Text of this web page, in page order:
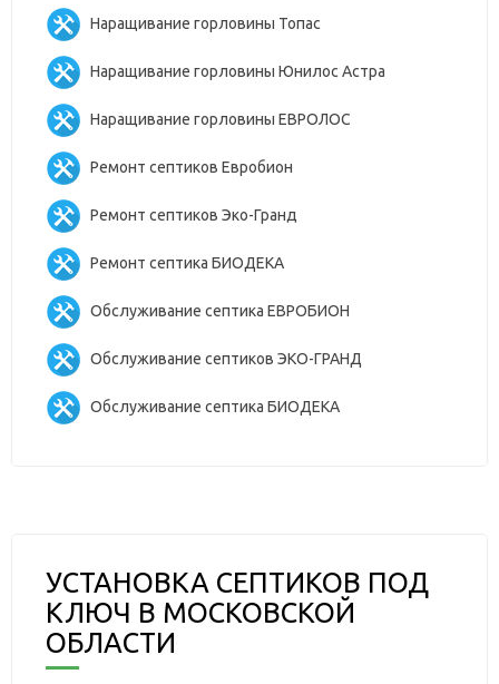
Наращивание горловины Топас
Наращивание горловины Юнилос Астра
Наращивание горловины ЕВРОЛОС
Ремонт септиков Евробион
Ремонт септиков Эко-Гранд
Ремонт септика БИОДЕКА
Обслуживание септика ЕВРОБИОН
Обслуживание септиков ЭКО-ГРАНД
Обслуживание септика БИОДЕКА
УСТАНОВКА СЕПТИКОВ ПОД
КЛЮЧ В МОСКОВСКОЙ
ОБЛАСТИ